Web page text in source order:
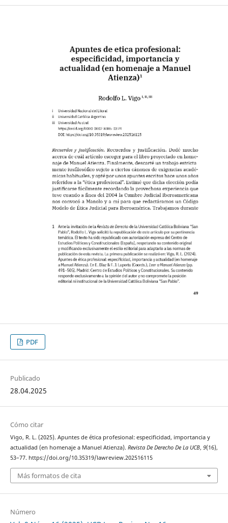
PDF
Publicado
28.04.2025
Cómo citar
Vigo, R. L. (2025). Apuntes de ética profesional: especificidad, importancia y
actualidad (en homenaje a Manuel Atienza). Revista De Derecho De La UCB, 9(16),
53–77. https://doi.org/10.35319/lawreview.202516115
Más formatos de cita
Número